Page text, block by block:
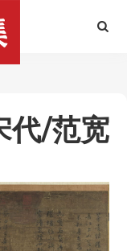
代/范宽